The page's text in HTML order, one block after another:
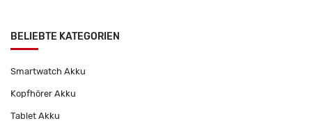
BELIEBTE KATEGORIEN
Smartwatch Akku
Kopfhörer Akku
Tablet Akku